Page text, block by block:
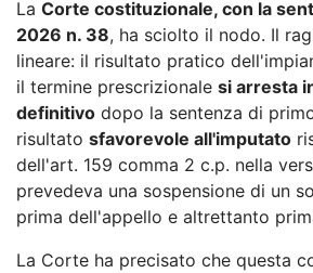
La Corte costituzionale, con la
2026 n. 38, ha sciolto il nodo. Il
lineare: il risultato pratico
il termine prescrizionale si arresta
definitivo dopo la sentenza di
risultato sfavorevole all'imputato
dell'art. 159 comma 2 c.p. nella
prevedeva una sospensione di un
prima dell'appello e altrettanto
La Corte ha precisato che questa